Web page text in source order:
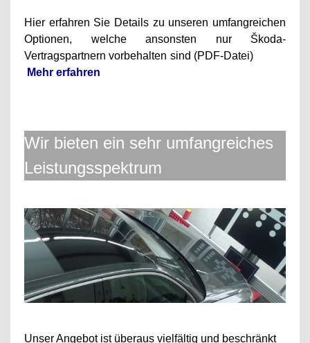
Hier erfahren Sie Details zu unseren umfangreichen
Optionen, welche ansonsten nur
Škoda-
Vertragspartnern vorbehalten sind (PDF-Datei)
Mehr erfahren
Wir bieten ein sehr umfangreiches
Leistungsspektrum
Unser Angebot ist überaus vielfältig und beschränkt